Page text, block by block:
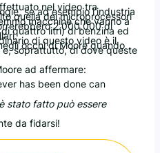
nel video tra
se ad esempio l’industria
quella dei microprocessori
macchine che vanno a
2.000.000 di
quattro litri) di benzina ed
di questo video è il
occhi di Moore quando
soprattutto, di dove queste
ad affermare:
has been done can
stato fatto può essere
da fidarsi!